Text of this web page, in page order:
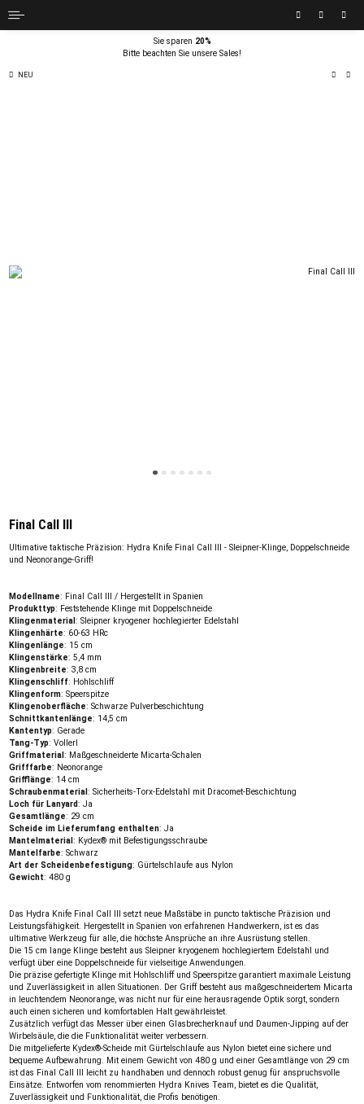
Sie sparen 20%
Bitte beachten Sie unsere Sales!
NEU
Final Call III
Ultimative taktische Präzision: Hydra Knife Final Call III - Sleipner-Klinge, Doppelschneide
und Neonorange-Griff!
Modellname: Final Call III / Hergestellt in Spanien
Produkttyp: Feststehende Klinge mit Doppelschneide
Klingenmaterial : Sleipner kryogener hochlegierter Edelstahl
Klingenhärte: 60-63 HRc
Klingenlänge: 15 cm
Klingenstärke: 5,4 mm
Klingenbreite: 3,8 cm
Klingenschliff: Hohlschliff
Klingenform: Speerspitze
Klingenoberfläche: Schwarze Pulverbeschichtung
Schnittkantenlänge: 14,5 cm
Kantentyp: Gerade
Tang-Typ: Vollerl
Griffmaterial : Maßgeschneiderte Micarta-Schalen
Grifffarbe: Neonorange
Grifflänge: 14 cm
Schraubenmaterial : Sicherheits-Torx-Edelstahl mit Dracomet-Beschichtung
Loch für Lanyard: Ja
Gesamtlänge: 29 cm
Scheide im Lieferumfang enthalten: Ja
Mantelmaterial : Kydex® mit Befestigungsschraube
Mantelfarbe: Schwarz
Art der Scheidenbefestigung: Gürtelschlaufe aus Nylon
Gewicht: 480 g
Das Hydra Knife Final Call III setzt neue Maßstäbe in puncto taktische Präzision und
Leistungsfähigkeit. Hergestellt in Spanien von erfahrenen Handwerkern, ist es das
ultimative Werkzeug für alle, die höchste Ansprüche an ihre Ausrüstung stellen.
Die 15 cm lange Klinge besteht aus Sleipner kryogenem hochlegiertem Edelstahl und
verfügt über eine Doppelschneide für vielseitige Anwendungen.
Die präzise gefertigte Klinge mit Hohlschliff und Speerspitze garantiert maximale Leistung
und Zuverlässigkeit in allen Situationen. Der Griff besteht aus maßgeschneidertem Micarta
in leuchtendem Neonorange, was nicht nur für eine herausragende Optik sorgt, sondern
auch einen sicheren und komfortablen Halt gewährleistet.
Zusätzlich verfügt das Messer über einen Glasbrecherknauf und Daumen-Jipping auf der
Wirbelsäule, die die Funktionalität weiter verbessern.
Die mitgelieferte Kydex®-Scheide mit Gürtelschlaufe aus Nylon bietet eine sichere und
bequeme Aufbewahrung. Mit einem Gewicht von 480 g und einer Gesamtlänge von 29 cm
ist das Final Call III leicht zu handhaben und dennoch robust genug für anspruchsvolle
Einsätze. Entworfen vom renommierten Hydra Knives Team, bietet es die Qualität,
Zuverlässigkeit und Funktionalität, die Profis benötigen.